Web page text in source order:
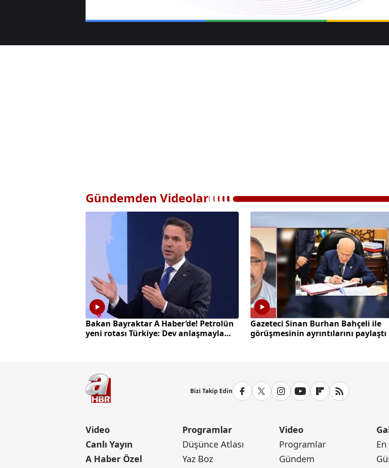
Gündemden Videolar
Bakan Bayraktar A Haber’de! Petrolün
yeni rotası Türkiye: Dev anlaşmayla
Gazeteci Sinan Burhan Bahçeli ile
görüşmesinin ayrıntılarını paylaştı
Bizi Takip Edin
Video
Canlı Yayın
A Haber Özel
Programlar
Düşünce Atlası
Yaz Boz
Video
Programlar
Gündem